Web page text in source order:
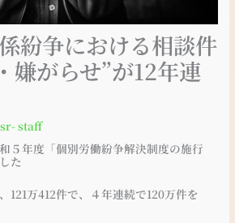
紛争における相談件
嫌がらせ”が12年連
staff
５年度「個別労働紛争解決制度の施行
た
121万412件で、４年連続で120万件を